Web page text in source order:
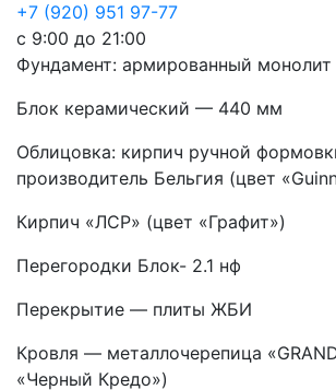
+7 (920) 951 97-77
с 9:00 до 21:00
Фундамент: армированный монолит
Блок керамический — 440 мм
Облицовка: кирпич ручной
производитель Бельгия (цвет
Кирпич «ЛСР» (цвет «Графит»)
Перегородки Блок- 2.1 нф
Перекрытие — плиты ЖБИ
Кровля — металлочерепица
«Черный Кредо»)